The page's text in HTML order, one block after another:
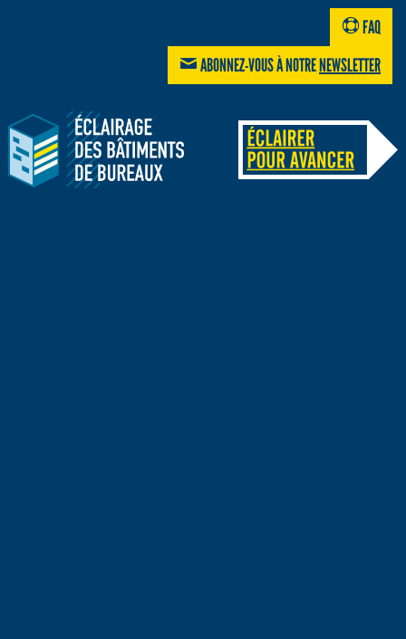
FAQ
ABONNEZ-VOUS À NOTRENEWSLETTER